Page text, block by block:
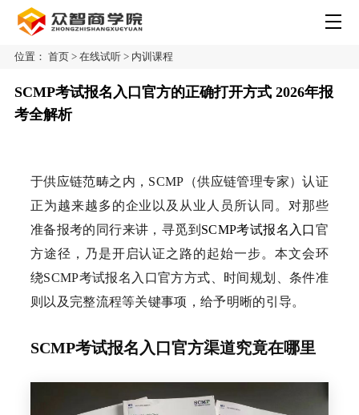
位置： 首页> 在线试听> 内训课程
SCMP考试报名入口官方的正确打开方式 2026年报
考全解析
于供应链范畴之内，SCMP（供应链管理专家）认证
正为越来越多的企业以及从业人员所认同。对那些
准备报考的同行来讲，寻觅到 SCMP考试报名入口官
方途径，乃是开启认证之路的起始一步。本文会环
绕SCMP考试报名入口官方方式、时间规划、条件准
则以及完整流程等关键事项，给予明晰的引导。
SCMP考试报名入口官方渠道究竟在哪里